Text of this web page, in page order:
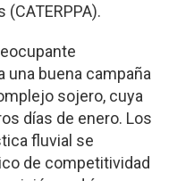
buena campaña
sojero, cuya
días de enero. Los
fluvial se
de competitividad